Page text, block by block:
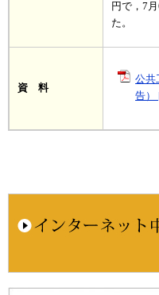
円で，7
た。
資 料
公共
告）